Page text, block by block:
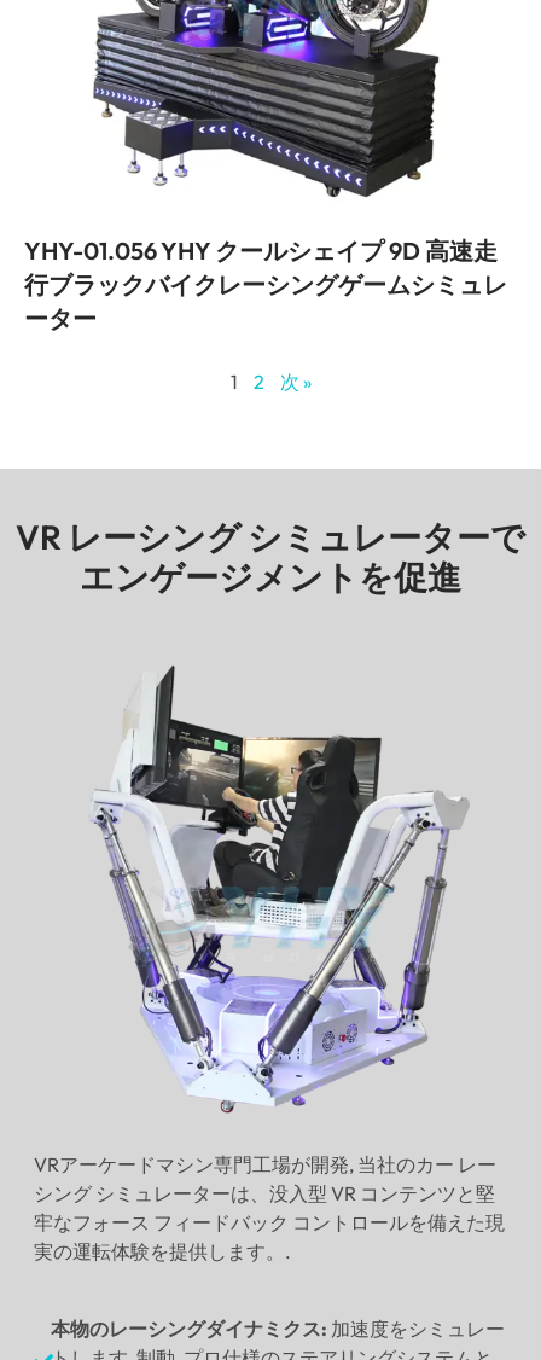
YHY-01.056 YHY クールシェイプ 9D 高速走
行ブラックバイクレーシングゲームシミュレ
ーター
1 2 次 »
VR レーシング シミュレーターで
エンゲージメントを促進
VRアーケードマシン専門工場が開発, 当社のカー レー
シング シミュレーターは、没入型 VR コンテンツと堅
牢なフォース フィードバック コントロールを備えた現
実の運転体験を提供します。.
本物のレーシングダイナミクス: 加速度をシミュレー